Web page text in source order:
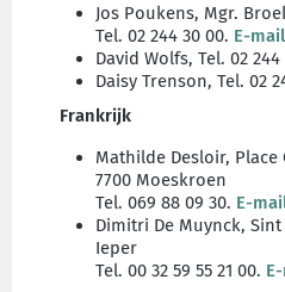
Jos Poukens, Mgr.
Tel. 02 244 30 00. E-mail
David Wolfs, Tel. 02 244
Daisy Trenson, Tel. 02
Frankrijk
Mathilde Desloir, Place
7700 Moeskroen
Tel. 069 88 09 30. E-
Dimitri De Muynck,
Ieper
Tel. 00 32 59 55 21 00.